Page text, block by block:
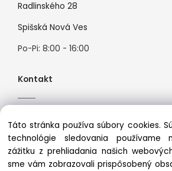
Radlinského 28
Spišská Nová Ves
Po-Pi: 8:00 - 16:00
Kontakt
Mail:info@premiosport.sk
Táto stránka používa súbory cookies.
technológie sledovania používame
zážitku z prehliadania našich
sme vám zobrazovali prispôsobený